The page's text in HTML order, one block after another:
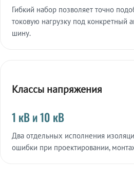
Гибкий набор позволяет точно
токовую нагрузку под конкретный
шину.
Классы напряжения
1 кВ и 10 кВ
Два отдельных исполнения
ошибки при проектировании,